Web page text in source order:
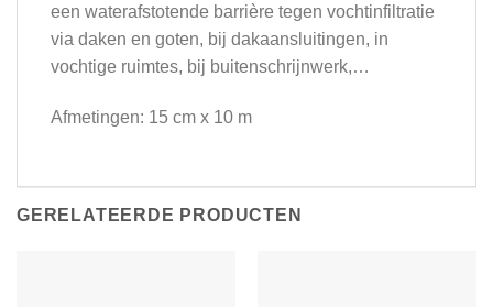
een waterafstotende barrière tegen vochtinfiltratie
via daken en goten, bij dakaansluitingen, in
vochtige ruimtes, bij buitenschrijnwerk,…
Afmetingen: 15 cm x 10 m
GERELATEERDE PRODUCTEN